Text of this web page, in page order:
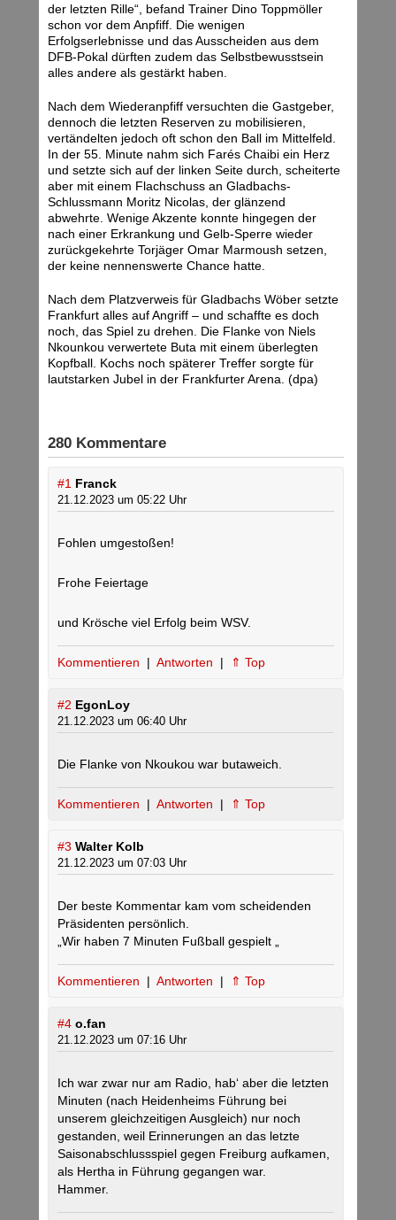
der letzten Rille“, befand Trainer Dino Toppmöller
schon vor dem Anpfiff. Die wenigen
Erfolgserlebnisse und das Ausscheiden aus dem
DFB-Pokal dürften zudem das Selbstbewusstsein
alles andere als gestärkt haben.
Nach dem Wiederanpfiff versuchten die Gastgeber,
dennoch die letzten Reserven zu mobilisieren,
vertändelten jedoch oft schon den Ball im Mittelfeld.
In der 55. Minute nahm sich Farés Chaibi ein Herz
und setzte sich auf der linken Seite durch, scheiterte
aber mit einem Flachschuss an Gladbachs-
Schlussmann Moritz Nicolas, der glänzend
abwehrte. Wenige Akzente konnte hingegen der
nach einer Erkrankung und Gelb-Sperre wieder
zurückgekehrte Torjäger Omar Marmoush setzen,
der keine nennenswerte Chance hatte.
Nach dem Platzverweis für Gladbachs Wöber setzte
Frankfurt alles auf Angriff – und schaffte es doch
noch, das Spiel zu drehen. Die Flanke von Niels
Nkounkou verwertete Buta mit einem überlegten
Kopfball. Kochs noch späterer Treffer sorgte für
lautstarken Jubel in der Frankfurter Arena. (dpa)
280 Kommentare
#1 Franck
21.12.2023 um 05:22 Uhr
Fohlen umgestoßen!
Frohe Feiertage
und Krösche viel Erfolg beim WSV.
Kommentieren | Antworten | ⇑ Top
#2 EgonLoy
21.12.2023 um 06:40 Uhr
Die Flanke von Nkoukou war butaweich.
Kommentieren | Antworten | ⇑ Top
#3 Walter Kolb
21.12.2023 um 07:03 Uhr
Der beste Kommentar kam vom scheidenden
Präsidenten persönlich.
„Wir haben 7 Minuten Fußball gespielt „
Kommentieren | Antworten | ⇑ Top
#4 o.fan
21.12.2023 um 07:16 Uhr
Ich war zwar nur am Radio, hab‘ aber die letzten
Minuten (nach Heidenheims Führung bei
unserem gleichzeitigen Ausgleich) nur noch
gestanden, weil Erinnerungen an das letzte
Saisonabschlussspiel gegen Freiburg aufkamen,
als Hertha in Führung gegangen war.
Hammer.